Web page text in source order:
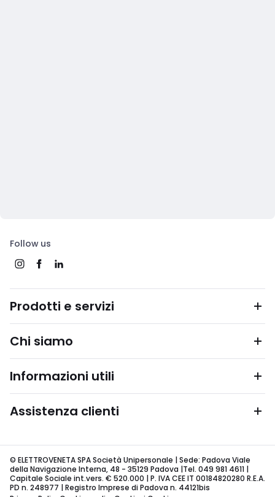
Follow us
Prodotti e servizi
Chi siamo
Informazioni utili
Assistenza clienti
© ELETTROVENETA SPA Società Unipersonale | Sede: Padova Viale
della Navigazione Interna, 48 - 35129 Padova |Tel. 049 981 4611 |
Capitale Sociale int.vers. € 520.000 | P. IVA CEE IT 00184820280 R.E.A.
PD n. 248977 | Registro Imprese di Padova n. 44121bis